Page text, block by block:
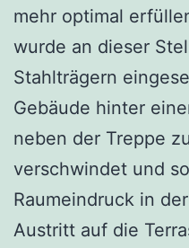
mehr optimal
wurde an dieser
Stahlträgern
Gebäude hinter
neben der Treppe
verschwindet und
Raumeindruck in
Austritt auf die